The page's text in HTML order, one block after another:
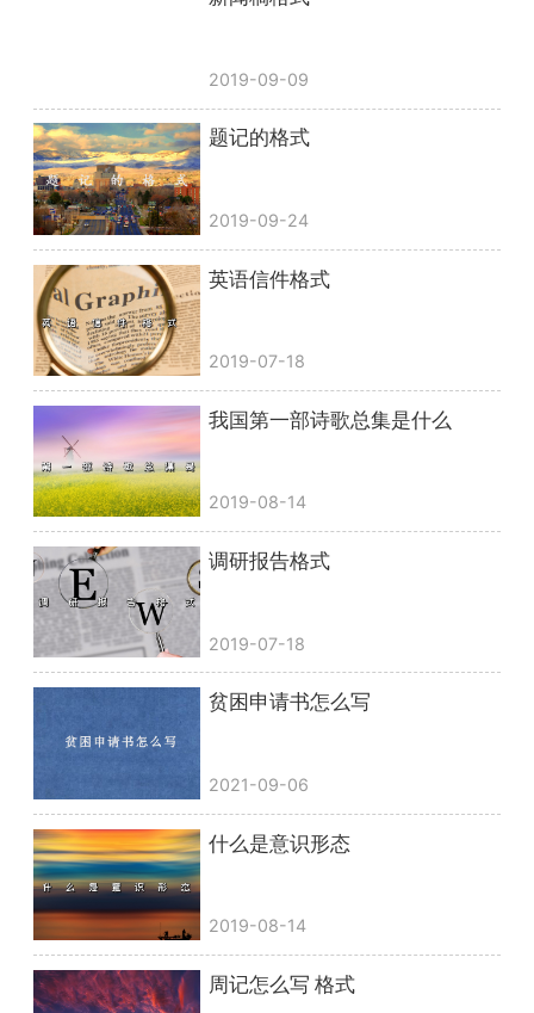
2019-09-09
题记的格式
2019-09-24
英语信件格式
2019-07-18
我国第一部诗歌总集是什么
2019-08-14
调研报告格式
2019-07-18
贫困申请书怎么写
2021-09-06
什么是意识形态
2019-08-14
周记怎么写 格式